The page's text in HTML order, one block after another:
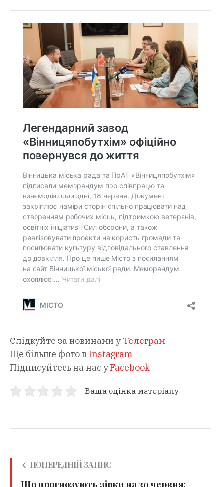
Слідкуйте за новинами у Телеграм
Ще більше фото в Instagram
Підписуйтесь на нас уFacebook
Ваша оцінка матеріалу
ПОПЕРЕДНІЙ ЗАПИС
Що прогнозують зірки на 30 червня: